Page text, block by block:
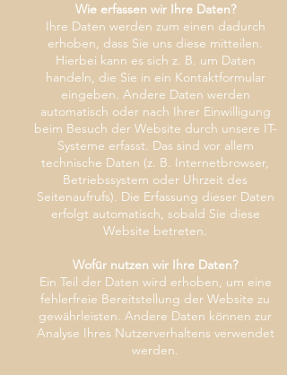
Wie erfassen wir Ihre Daten?
Ihre Daten werden zum einen dadurch
erhoben, dass Sie uns diese mitteilen.
Hierbei kann es sich z. B. um Daten
handeln, die Sie in ein Kontaktformular
eingeben. Andere Daten werden
automatisch oder nach Ihrer Einwilligung
beim Besuch der Website durch unsere IT-
Systeme erfasst. Das sind vor allem
technische Daten (z. B. Internetbrowser,
Betriebssystem oder Uhrzeit des
Seitenaufrufs). Die Erfassung dieser Daten
erfolgt automatisch, sobald Sie diese
Website betreten.
Wofür nutzen wir Ihre Daten?
Ein Teil der Daten wird erhoben, um eine
fehlerfreie Bereitstellung der Website zu
gewährleisten. Andere Daten können zur
Analyse Ihres Nutzerverhaltens verwendet
werden.